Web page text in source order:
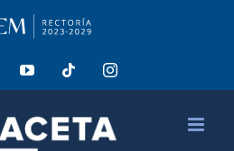
YouTube Tiktok Instagram